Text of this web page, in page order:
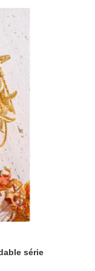
série